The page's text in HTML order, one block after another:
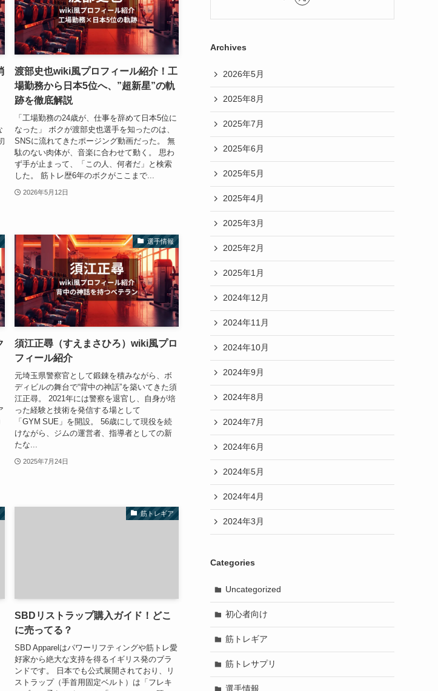
渡部史也wiki風プロフィール紹介！工
場勤務から日本5位へ、”超新星”の軌
跡を徹底解説
「工場勤務の24歳が、仕事を辞めて日本5位に
なった」 ボクが渡部史也選手を知ったのは、
SNSに流れてきたポージング動画だった。 無
駄のない肉体が、音楽に合わせて動く。 思わ
ず手が止まって、「この人、何者だ」と検索
した。 筋トレ歴6年のボクがここまで...
2026年5月12日
選手情報
須江正尋（すえまさひろ）wiki風プロ
フィール紹介
元埼玉県警察官として鍛錬を積みながら、ボ
ディビルの舞台で“背中の神話”を築いてきた須
江正尋。 2021年には警察を退官し、自身が培
った経験と技術を発信する場として
「GYM SUE」を開設。 56歳にして現役を続
けながら、ジムの運営者、指導者としての新
たな...
2025年7月24日
筋トレギア
SBDリストラップ購入ガイド！どこ
に売ってる？
SBD Apparelはパワーリフティングや筋トレ愛
好家から絶大な支持を得るイギリス発のブラ
ンドです。 日本でも公式展開されており、リ
ストラップ（手首用固定ベルト）は「フレキ
Archives
2026年5月
2025年8月
2025年7月
2025年6月
2025年5月
2025年4月
2025年3月
2025年2月
2025年1月
2024年12月
2024年11月
2024年10月
2024年9月
2024年8月
2024年7月
2024年6月
2024年5月
2024年4月
2024年3月
Categories
Uncategorized
初心者向け
筋トレギア
筋トレサプリ
選手情報